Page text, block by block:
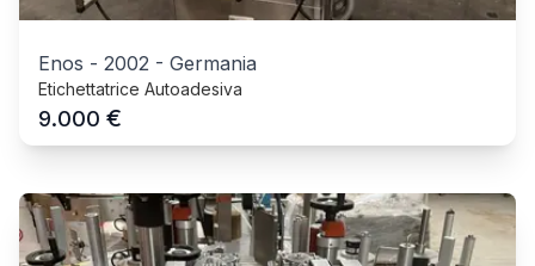
Enos - 2002 - Germania
Etichettatrice Autoadesiva
9.000 €